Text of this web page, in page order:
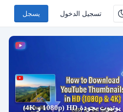
تسجيل الدخول يسجل
كيفية تحميل صور مصغرة من يوتيوب بجودة HD (1080p و 4K)